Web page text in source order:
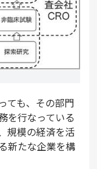
ても、その部門
を行なっている
規模の経済を活
新たな企業を構